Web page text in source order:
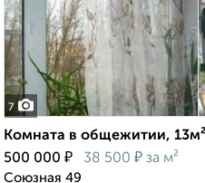
7
Комната в общежитии,
500 000 ₽ 38 500 ₽ за м²
Союзная 49